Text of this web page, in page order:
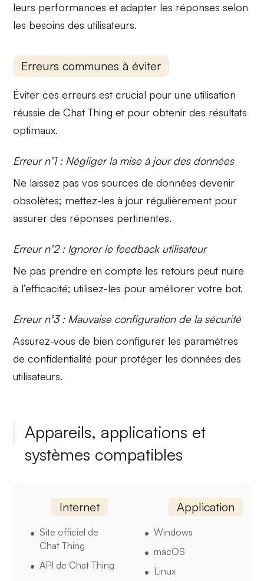
leurs performances et adapter les réponses selon
les besoins des utilisateurs.
Erreurs communes à éviter
Éviter ces erreurs est crucial pour une utilisation
réussie deChat Thing et pour obtenir des résultats
optimaux.
Erreur n°1 : Négliger la mise à jour des données
Ne laissez pas vossources de données devenir
obsolètes; mettez-les à jour régulièrement pour
assurer des réponses pertinentes.
Erreur n°2 : Ignorer le feedback utilisateur
Ne pas prendre en compte les retours peut nuire
à l’efficacité; utilisez-les pour améliorer votre bot.
Erreur n°3 : Mauvaise configuration de la sécurité
Assurez-vous de bien configurer les paramètres
de confidentialité pour protéger les données des
utilisateurs.
Appareils, applications et
systèmes compatibles
Internet
Site officiel de
Chat Thing
API de Chat Thing
Application
Windows
macOS
Linux